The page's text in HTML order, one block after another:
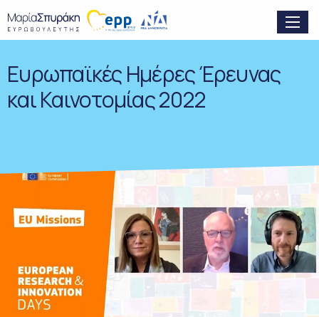
Ευρωπαϊκές Ημέρες Έρευνας
και Καινοτομίας 2022